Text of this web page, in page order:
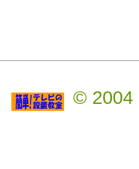
© 2004